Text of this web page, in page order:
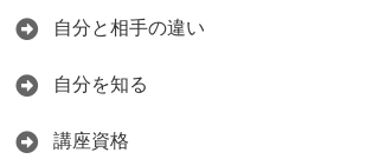
自分と相手の違い
自分を知る
講座資格